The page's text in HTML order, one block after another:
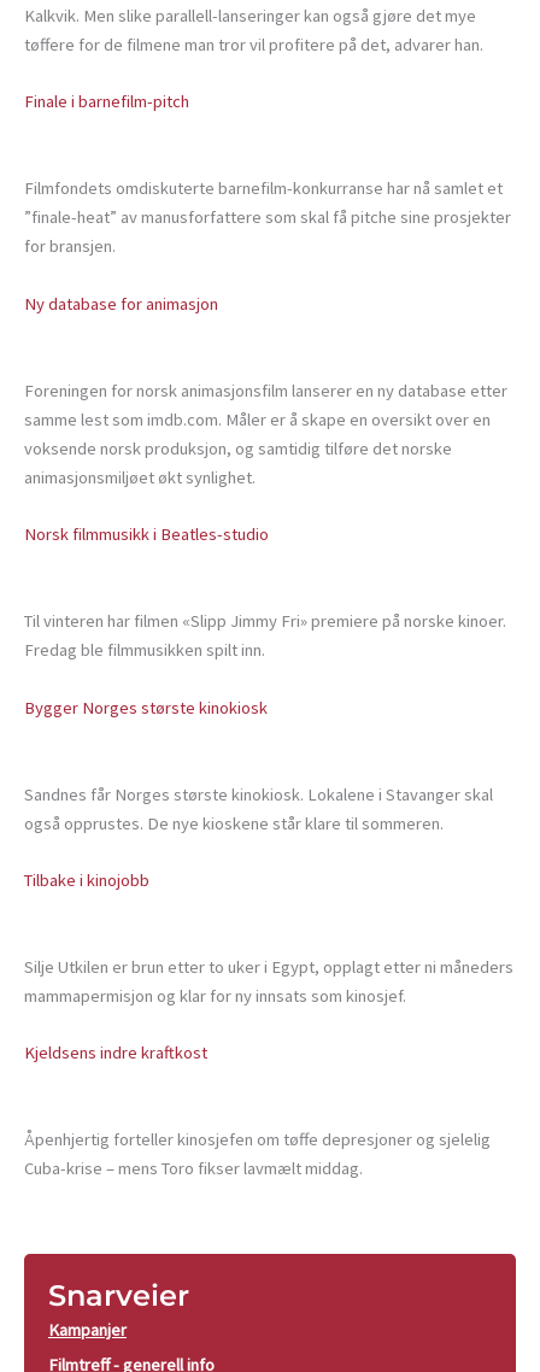
Kalkvik. Men slike parallell-lanseringer kan også gjøre det mye
tøffere for de filmene man tror vil profitere på det, advarer han.
Finale i barnefilm-pitch
Filmfondets omdiskuterte barnefilm-konkurranse har nå samlet et
”finale-heat” av manusforfattere som skal få pitche sine prosjekter
for bransjen.
Ny database for animasjon
Foreningen for norsk animasjonsfilm lanserer en ny database etter
samme lest som imdb.com. Måler er å skape en oversikt over en
voksende norsk produksjon, og samtidig tilføre det norske
animasjonsmiljøet økt synlighet.
Norsk filmmusikk i Beatles-studio
Til vinteren har filmen «Slipp Jimmy Fri» premiere på norske kinoer.
Fredag ble filmmusikken spilt inn.
Bygger Norges største kinokiosk
Sandnes får Norges største kinokiosk. Lokalene i Stavanger skal
også opprustes. De nye kioskene står klare til sommeren.
Tilbake i kinojobb
Silje Utkilen er brun etter to uker i Egypt, opplagt etter ni måneders
mammapermisjon og klar for ny innsats som kinosjef.
Kjeldsens indre kraftkost
Åpenhjertig forteller kinosjefen om tøffe depresjoner og sjelelig
Cuba-krise – mens Toro fikser lavmælt middag.
Snarveier
Kampanjer
Filmtreff - generell info